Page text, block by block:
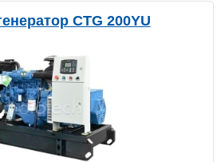
CTG 200YU